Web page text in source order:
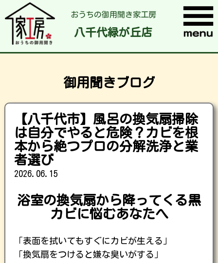
おうちの御用聞き家工房
八千代緑が丘店
御用聞きブログ
【八千代市】風呂の換気扇掃除
は自分でやると危険？カビを根
本から絶つプロの分解洗浄と業
者選び
2026.06.15
浴室の換気扇から降ってくる黒
カビに悩むあなたへ
「表面を拭いてもすぐにカビが生える」
「換気扇をつけると嫌な臭いがする」